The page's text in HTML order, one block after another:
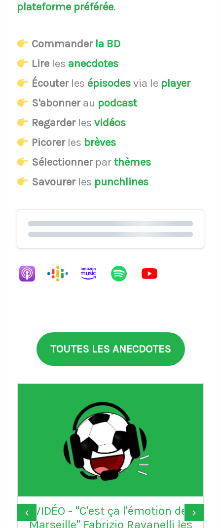
plateforme préférée.
Commander la BD
Lireles anecdotes
Écouterles épisodesvia le player
S'abonnerau podcast
Regarderles vidéos
Picorerles brèves
Sélectionnerparthèmes
Savourerles punchlines
TOUTES LES ANECDOTES
VIDÉO - "C'est ça l'émotion de
Marseille" Fabrizio Ravanelli les
‹ ›